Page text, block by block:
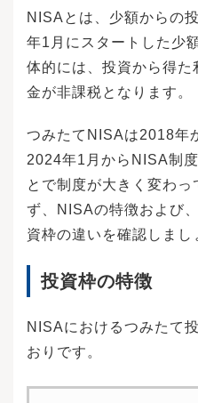
NISAとは、少額からの
年1月にスタートした少
体的には、投資から得
金が非課税となります。
つみたてNISAは2018年
2024年1月からNISA制
とで制度が大きく変わっ
ず、NISAの特徴および
資枠の違いを確認しまし
投資枠の特徴
NISAにおけるつみたて
おりです。